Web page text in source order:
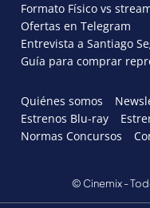
Formato Físico vs
Ofertas en Telegram
Entrevista a Santiago
Guía para comprar
Quiénes somos
Estrenos Blu-ray
Normas Concursos
© Cinemix -